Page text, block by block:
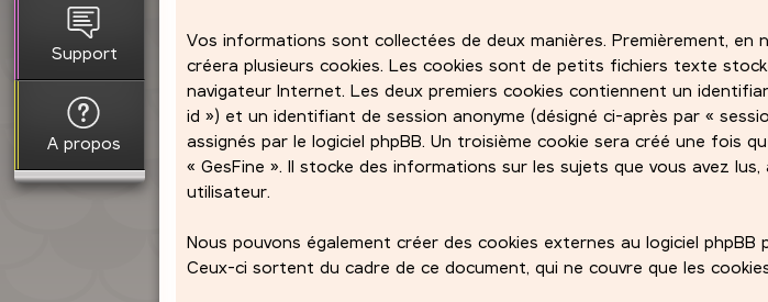
Support
A propos
Vos informations sont collectées de deux manières. Premièrement, en
créera plusieurs cookies. Les cookies sont de petits fichiers texte
navigateur Internet. Les deux premiers cookies contiennent un
id ») et un identifiant de session anonyme (désigné ci-après par «
assignés par le logiciel phpBB. Un troisième cookie sera créé une fois
« GesFine ». Il stocke des informations sur les sujets que vous avez
utilisateur.
Nous pouvons également créer des cookies externes au logiciel phpBB
Ceux-ci sortent du cadre de ce document, qui ne couvre que les